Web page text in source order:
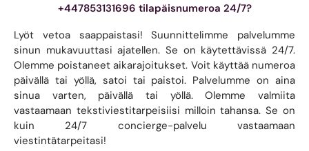
+447853131696 tilapäisnumeroa 24/7?
Lyöt vetoa saappaistasi! Suunnittelimme palvelumme
sinun mukavuuttasi ajatellen. Se on käytettävissä 24/7.
Olemme poistaneet aikarajoitukset. Voit käyttää numeroa
päivällä tai yöllä, satoi tai paistoi. Palvelumme on aina
sinua varten, päivällä tai yöllä. Olemme valmiita
vastaamaan tekstiviestitarpeisiisi milloin tahansa. Se on
kuin 24/7 concierge-palvelu vastaamaan
viestintätarpeitasi!